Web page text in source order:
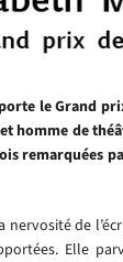
le Grand
homme de
remarquées
de
. Elle